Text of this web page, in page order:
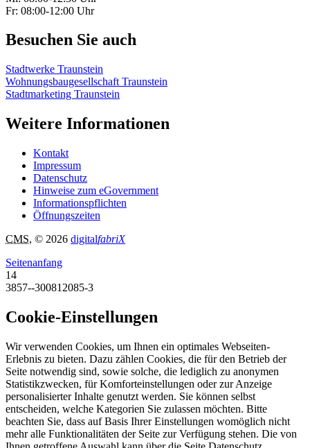
Fr: 08:00-12:00 Uhr
Besuchen Sie auch
Stadtwerke Traunstein
Wohnungsbaugesellschaft Traunstein
Stadtmarketing Traunstein
Weitere Informationen
Kontakt
Impressum
Datenschutz
Hinweise zum eGovernment
Informationspflichten
Öffnungszeiten
CMS, © 2026 digitalfabriX
Seitenanfang
14
3857--300812085-3
Cookie-Einstellungen
Wir verwenden Cookies, um Ihnen ein optimales Webseiten-
Erlebnis zu bieten. Dazu zählen Cookies, die für den Betrieb der
Seite notwendig sind, sowie solche, die lediglich zu anonymen
Statistikzwecken, für Komforteinstellungen oder zur Anzeige
personalisierter Inhalte genutzt werden. Sie können selbst
entscheiden, welche Kategorien Sie zulassen möchten. Bitte
beachten Sie, dass auf Basis Ihrer Einstellungen womöglich nicht
mehr alle Funktionalitäten der Seite zur Verfügung stehen. Die von